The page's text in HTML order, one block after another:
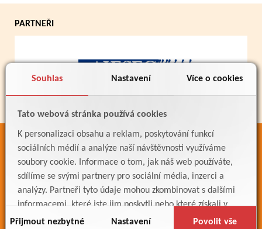
Souhlas Nastavení Více o cookies
Tato webová stránka používá cookies
K personalizaci obsahu a reklam, poskytování funkcí
sociálních médií a analýze naší návštěvnosti využíváme
soubory cookie. Informace o tom, jak náš web používáte,
sdílíme se svými partnery pro sociální média, inzerci a
analýzy. Partneři tyto údaje mohou zkombinovat s dalšími
informacemi, které jste jim poskytli nebo které získali v
důsledku toho, že používáte jejich služby.
Přijmout nezbytné Nastavení Povolit vše
PARTNEŘI
ODKAZY
Bakaláři
Jídelníček
Meteostanice